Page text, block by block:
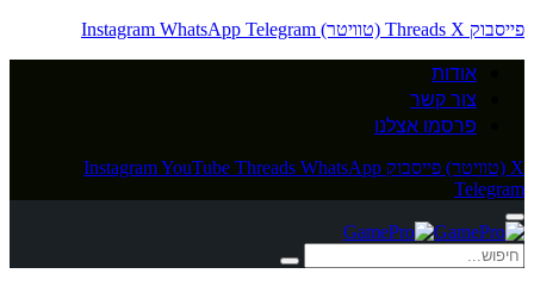
פייסבוק
Threads X (טוויטר) Instagram WhatsApp Telegram
אודות
צור קשר
פרסמו אצלנו
X (טוויטר) פייסבוק InstagramYouTube Threads WhatsApp
Telegram